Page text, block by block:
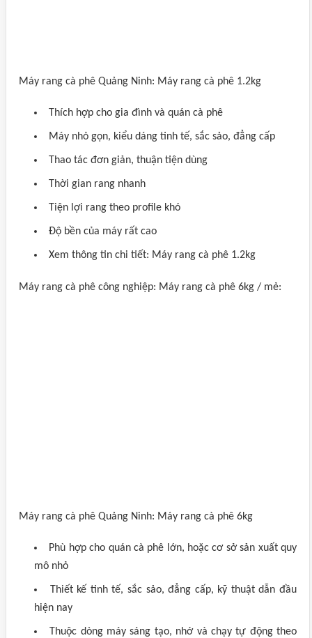
Máy rang cà phê Quảng Ninh: Máy rang cà phê 1.2kg
Thích hợp cho gia đình và quán cà phê
Máy nhỏ gọn, kiểu dáng tinh tế, sắc sảo, đẳng cấp
Thao tác đơn giản, thuận tiện dùng
Thời gian rang nhanh
Tiện lợi rang theo profile khó
Độ bền của máy rất cao
Xem thông tin chi tiết: Máy rang cà phê 1.2kg
Máy rang cà phê công nghiệp: Máy rang cà phê 6kg / mẻ:
Máy rang cà phê Quảng Ninh: Máy rang cà phê 6kg
Phù hợp cho quán cà phê lớn, hoặc cơ sở sản xuất quy
mô nhỏ
Thiết kế tinh tế, sắc sảo, đẳng cấp, kỹ thuật dẫn đầu
hiện nay
Thuộc dòng máy sáng tạo, nhớ và chạy tự động theo